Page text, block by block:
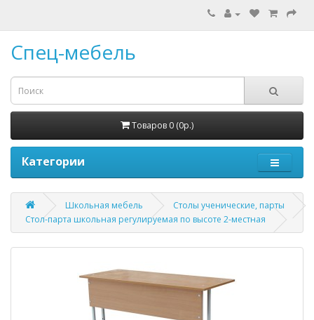
Спец-мебель
Товаров 0 (0р.)
Категории
Школьная мебель
Столы ученические, парты
Стол-парта школьная регулируемая по высоте 2-местная